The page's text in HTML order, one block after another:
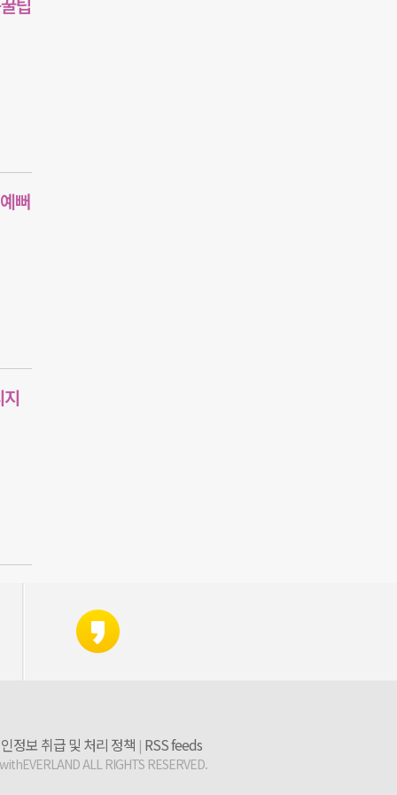
뻐
정보 취급 및 처리 정책 | RSS feeds
ALL RIGHTS RESERVED.